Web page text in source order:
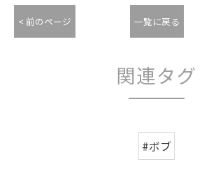
< 前のページ 一覧に戻る
関連タグ
#ボブ